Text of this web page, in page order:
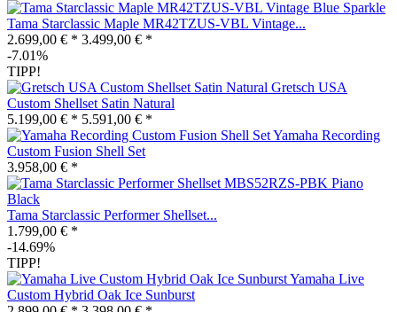
Tama Starclassic Maple MR42TZUS-VBL Vintage...
2.699,00 € * 3.499,00 € *
-7.01%
TIPP!
Gretsch USA
Custom Shellset Satin Natural
5.199,00 € * 5.591,00 € *
Yamaha Recording
Custom Fusion Shell Set
3.958,00 € *
Tama Starclassic Performer Shellset...
1.799,00 € *
-14.69%
TIPP!
Yamaha Live
Custom Hybrid Oak Ice Sunburst